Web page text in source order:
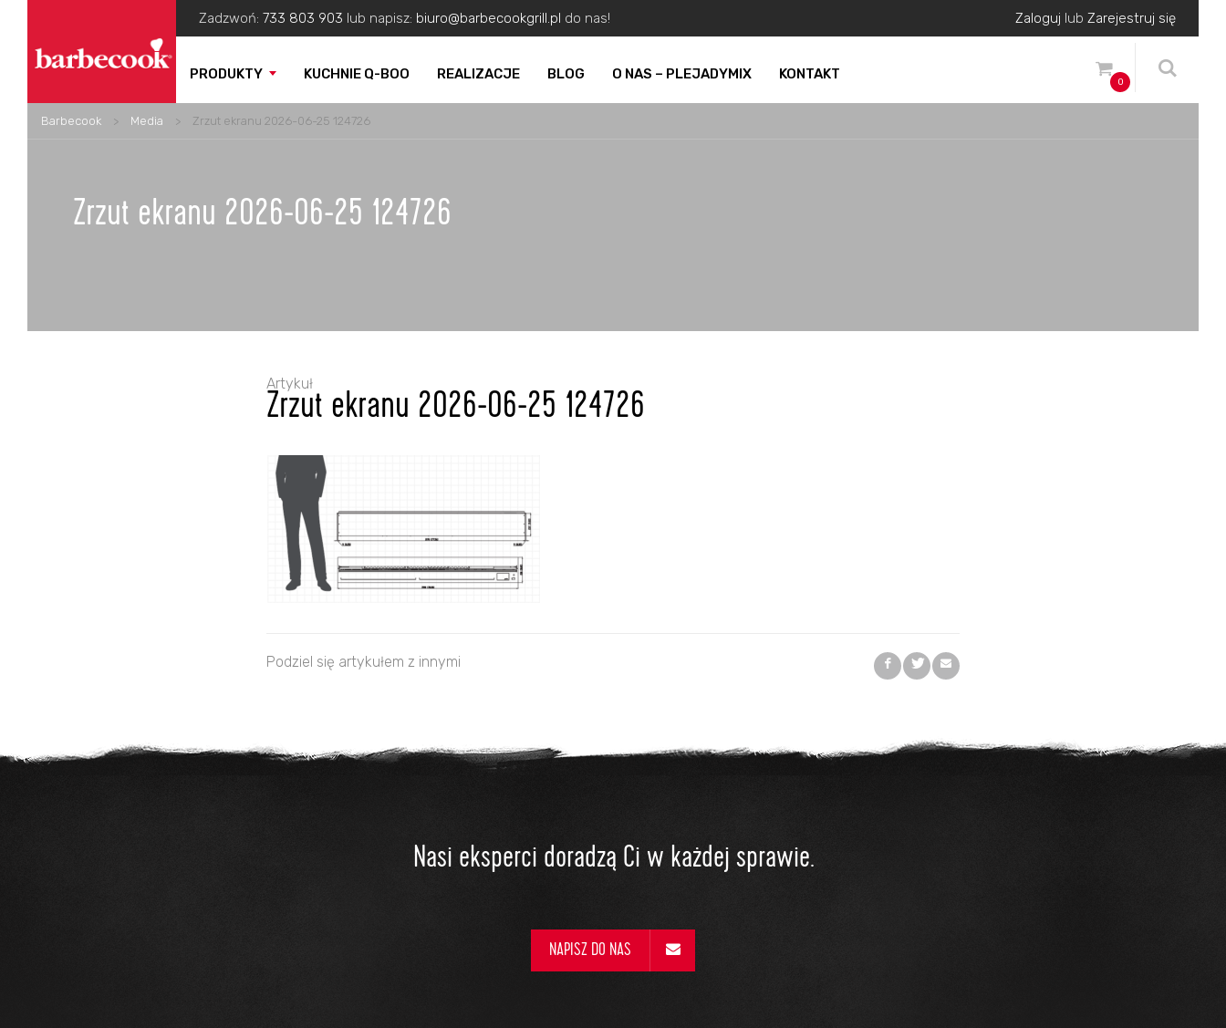
Zadzwoń: 733 803 903 lub napisz: biuro@barbecookgrill.pl do nas! Zaloguj lub Zarejestruj się
PRODUKTY KUCHNIE Q-BOO REALIZACJE BLOG O NAS – PLEJADYMIX KONTAKT 0
Barbecook > Media > Zrzut ekranu 2026-06-25 124726
Zrzut ekranu 2026-06-25 124726
Artykuł
Zrzut ekranu 2026-06-25 124726
Podziel się artykułem z innymi
Nasi eksperci doradzą Ci w każdej sprawie.
NAPISZ DO NAS